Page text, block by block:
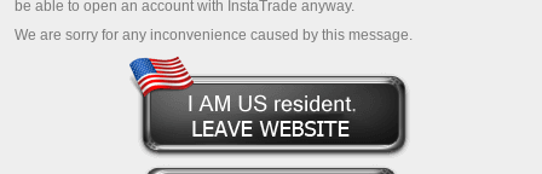
Enregistrer un compte personnel
Ouvrir un compte de trading
Ouvrir un compte de démonstration
be able to open an account with InstaTrade anyway.
We are sorry for any inconvenience caused by this message.